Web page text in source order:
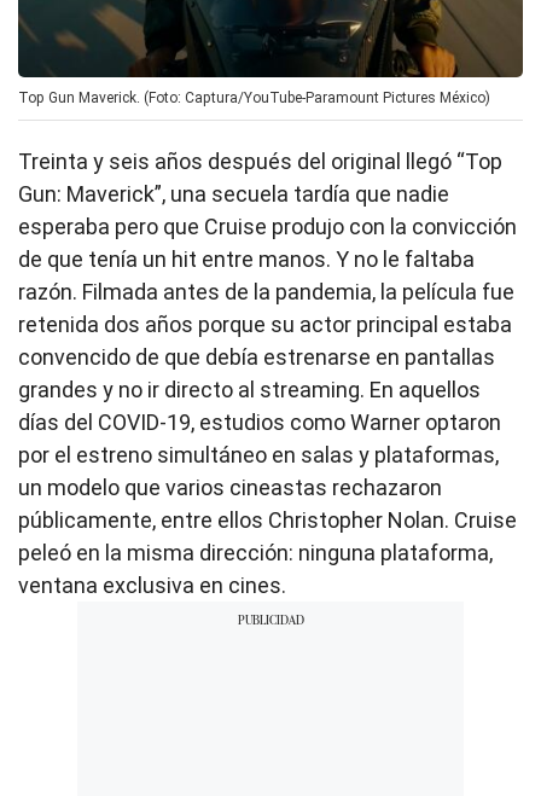
Top Gun Maverick. (Foto: Captura/YouTube-Paramount Pictures México)
Treinta y seis años después del original llegó “Top
Gun: Maverick”, una secuela tardía que nadie
esperaba pero que Cruise produjo con la convicción
de que tenía un hit entre manos. Y no le faltaba
razón. Filmada antes de la pandemia, la película fue
retenida dos años porque su actor principal estaba
convencido de que debía estrenarse en pantallas
grandes y no ir directo al streaming. En aquellos
días del COVID-19, estudios como Warner optaron
por el estreno simultáneo en salas y plataformas,
un modelo que varios cineastas rechazaron
públicamente, entre ellos Christopher Nolan. Cruise
peleó en la misma dirección: ninguna plataforma,
ventana exclusiva en cines.